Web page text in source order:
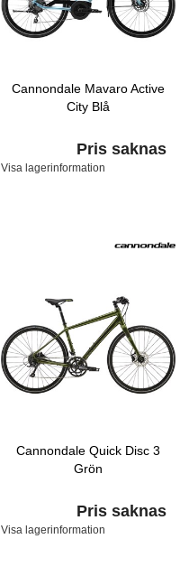
Cannondale Mavaro Active
City Blå
Pris saknas
Visa lagerinformation
Cannondale Quick Disc 3
Grön
Pris saknas
Visa lagerinformation